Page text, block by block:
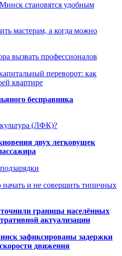
становятся удобным
мастерам, а когда можно
вызвать профессионалов
переворот: как
квартире
бесправника
(ЛФК)?
двух легковушек
и не совершить типичных
границы населённых
актуализации
зафиксированы задержки
движения